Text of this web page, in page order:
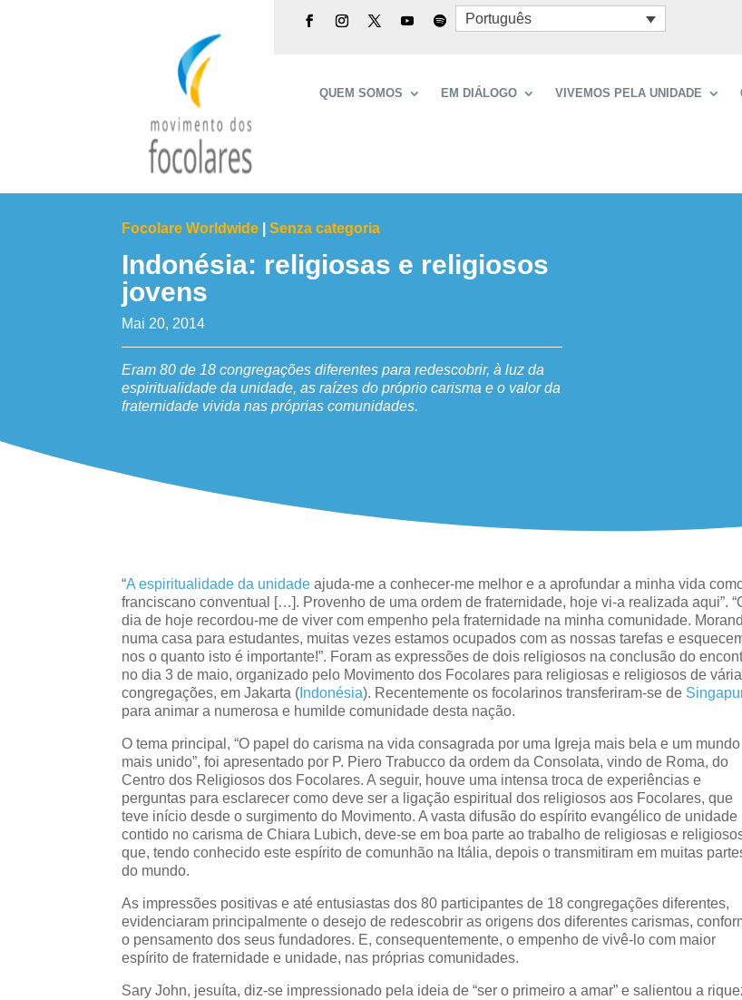
Português
QUEM SOMOS EM DIÁLOGO VIVEMOS PELA UNIDADE
Focolare Worldwide |Senza categoria
Indonésia: religiosas e religiosos
jovens
Mai 20, 2014
Eram 80 de 18 congregações diferentes para redescobrir, à luz da
espiritualidade da unidade, as raízes do próprio carisma e o valor da
fraternidade vivida nas próprias comunidades.
“A espiritualidade da unidade ajuda-me a conhecer-me melhor e a aprofundar a minha vida
franciscano conventual […]. Provenho de uma ordem de fraternidade, hoje vi-a realizada aqui”.
dia de hoje recordou-me de viver com empenho pela fraternidade na minha comunidade.
numa casa para estudantes, muitas vezes estamos ocupados com as nossas tarefas e
nos o quanto isto é importante!”. Foram as expressões de dois religiosos na conclusão do
no dia 3 de maio, organizado pelo Movimento dos Focolares para religiosas e religiosos de
congregações, em Jakarta ( Indonésia). Recentemente os focolarinos transferiram-se de
para animar a numerosa e humilde comunidade desta nação.
O tema principal, “O papel do carisma na vida consagrada por uma Igreja mais bela e um mundo
mais unido”, foi apresentado por P. Piero Trabucco da ordem da Consolata, vindo de Roma, do
Centro dos Religiosos dos Focolares. A seguir, houve uma intensa troca de experiências e
perguntas para esclarecer como deve ser a ligação espiritual dos religiosos aos Focolares, que
teve início desde o surgimento do Movimento. A vasta difusão do espírito evangélico de unidade
contido no carisma de Chiara Lubich, deve-se em boa parte ao trabalho de religiosas e
que, tendo conhecido este espírito de comunhão na Itália, depois o transmitiram em muitas
do mundo.
As impressões positivas e até entusiastas dos 80 participantes de 18 congregações diferentes,
evidenciaram principalmente o desejo de redescobrir as origens dos diferentes carismas,
o pensamento dos seus fundadores. E, consequentemente, o empenho de vivê-lo com maior
espírito de fraternidade e unidade, nas próprias comunidades.
Sary John, jesuíta, diz-se impressionado pela ideia de “ser o primeiro a amar” e salientou a